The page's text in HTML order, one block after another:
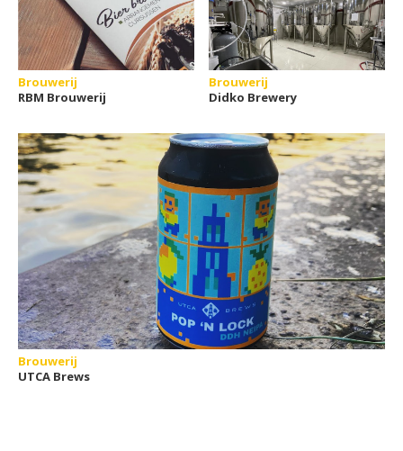
Brouwerij
RBM Brouwerij
Brouwerij
Didko Brewery
Brouwerij
UTCA Brews